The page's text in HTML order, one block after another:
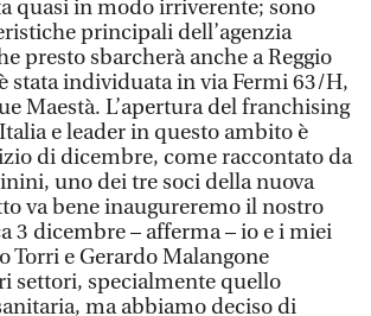
quasi in modo irriverente; sono
principali dell’agenzia
presto sbarcherà anche a Reggio
stata individuata in via Fermi 63/H,
Maestà. L’apertura del franchising
e leader in questo ambito è
di dicembre, come raccontato da
uno dei tre soci della nuova
va bene inaugureremo il nostro
3 dicembre – afferma – io e i miei
Torri e Gerardo Malangone
settori, specialmente quello
ma abbiamo deciso di